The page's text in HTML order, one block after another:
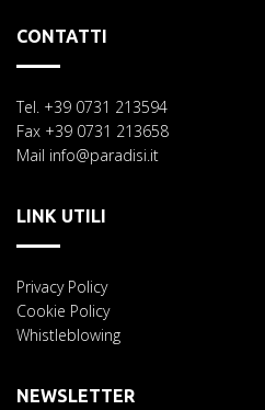
CONTATTI
Tel. +39 0731 213594
Fax +39 0731 213658
Mail info@paradisi.it
LINK UTILI
Privacy Policy
Cookie Policy
Whistleblowing
NEWSLETTER